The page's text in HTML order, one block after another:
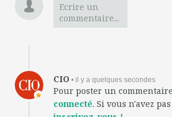
Ecrire un
commentaire...
CIO • il y a quelques secondes
Pour poster un
connecté. Si vous n'avez